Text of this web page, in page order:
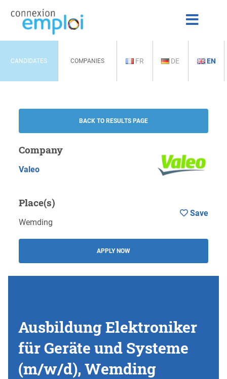
CANDIDATES COMPANIES FR DE EN
BACK TO RESULTS PAGE
Company
Valeo
Place(s)
Wemding
APPLY NOW
Save
Ausbildung Elektroniker
für Geräte und Systeme
(m/w/d), Wemding